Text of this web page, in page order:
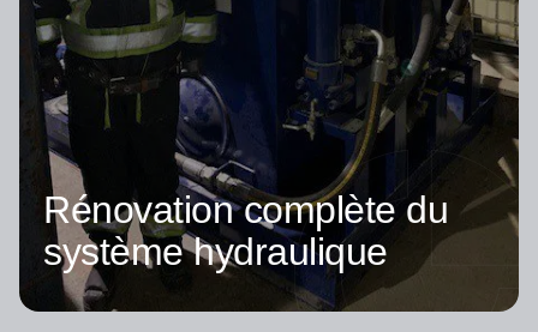
Rénovation complète du
système hydraulique